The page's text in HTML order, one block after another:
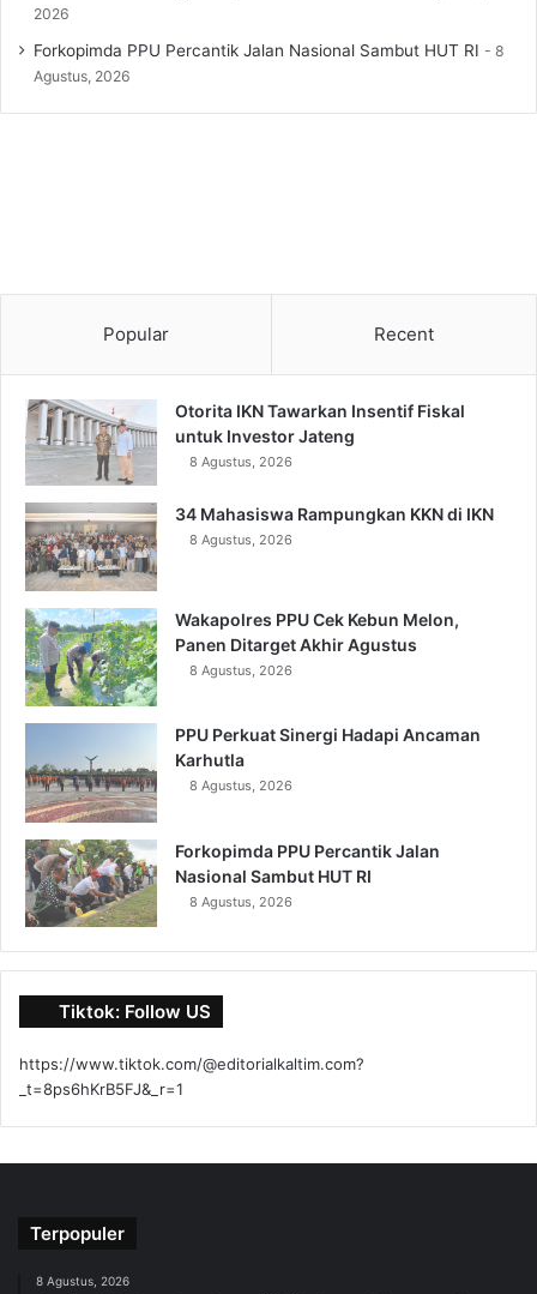
2026
Forkopimda PPU Percantik Jalan Nasional Sambut HUT RI
8
Agustus, 2026
Popular Recent
Otorita IKN Tawarkan Insentif Fiskal
untuk Investor Jateng
8 Agustus, 2026
34 Mahasiswa Rampungkan KKN di IKN
8 Agustus, 2026
Wakapolres PPU Cek Kebun Melon,
Panen Ditarget Akhir Agustus
8 Agustus, 2026
PPU Perkuat Sinergi Hadapi Ancaman
Karhutla
8 Agustus, 2026
Forkopimda PPU Percantik Jalan
Nasional Sambut HUT RI
8 Agustus, 2026
Tiktok: Follow US
https://www.tiktok.com/@editorialkaltim.com?
_t=8ps6hKrB5FJ&_r=1
Terpopuler
8 Agustus, 2026